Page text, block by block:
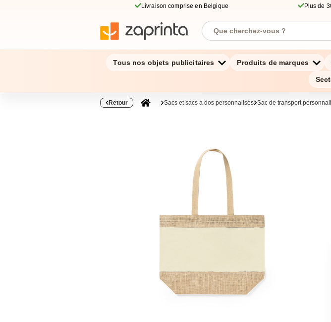
Livraison comprise en Belgique Plus de
Tous nos objets publicitaires Produits de marques
Retour Sacs et sacs à dos personnalisés Sac de transport